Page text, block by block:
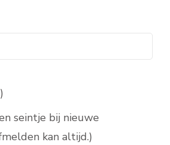
seintje bij nieuwe
kan altijd.)